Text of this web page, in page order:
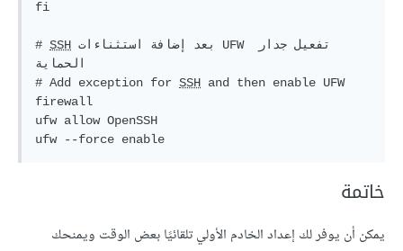
fi
# SSH
# Add exception for SSH and then enable UFW
firewall
ufw allow OpenSSH
ufw --force enable
خاتمة
يمكن أن يوفر لك إعداد الخادم الأولي تلقائيًا بعض الوقت ويمنحك